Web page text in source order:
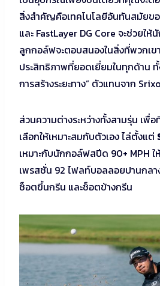
สิ่งสำคัญคือเทคโนโลยีอันทันสมัยขอ
และ FastLayer DG Core จะช่วยใ
ลูกกอล์ฟจะตอบสนองในสิ่งที่พวกเข
ประสิทธิภาพที่ยอดเยี่ยมในทุกด้าน
การสร้างระยะทาง” ตัวแทนจาก
ส่วนความต่างระหว่างทั้งสามรุ่น เพื่
เลือกให้เหมาะสมกับตัวเอง ไล่ตั้งแต่
เหมาะกับนักกอล์ฟสปีด 90+ MPH
เพรสชั่น 92 ไฟลท์บอลลอยปานกล
ช็อตขึ้นกรีน และช็อตข้างกรีน